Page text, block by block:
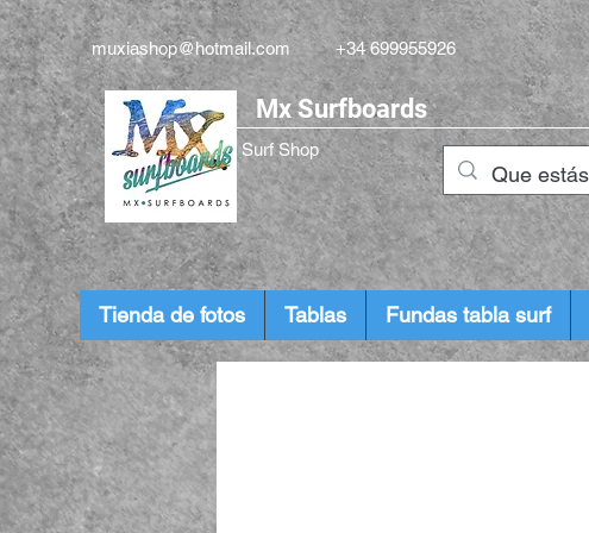
muxiashop@hotmail.com +34 699955926
Mx Surfboards
Surf Shop
Tienda de fotos Tablas Fundas tabla surf